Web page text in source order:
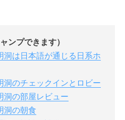
ンプできます）
洞は日本語が通じる日系ホ
洞のチェックインとロビー
洞の部屋レビュー
洞の朝食